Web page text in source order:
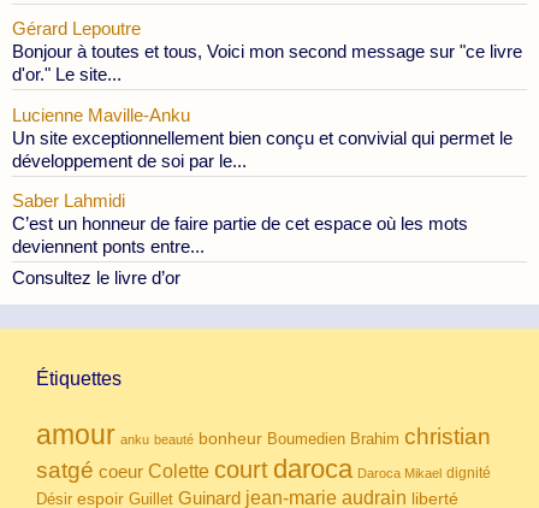
Gérard Lepoutre
Bonjour à toutes et tous, Voici mon second message sur "ce livre
d'or." Le site...
Lucienne Maville-Anku
Un site exceptionnellement bien conçu et convivial qui permet le
développement de soi par le...
Saber Lahmidi
C’est un honneur de faire partie de cet espace où les mots
deviennent ponts entre...
Consultez le livre d’or
Étiquettes
amour anku beauté bonheur Boumedien Brahim christian
satgé coeur Colette court daroca Daroca Mikael dignité
Désir espoir Guillet Guinard jean-marie audrain liberté